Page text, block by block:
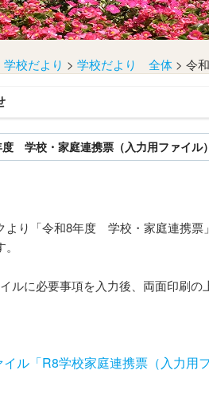
学校だより > 学校だより 全体 > 令
学校・家庭連携票（入力用ファイル）
より「令和8年度 学校・家庭連携票
ルに必要事項を入力後、両面印刷の
ル「R8学校家庭連携票（入力用フ